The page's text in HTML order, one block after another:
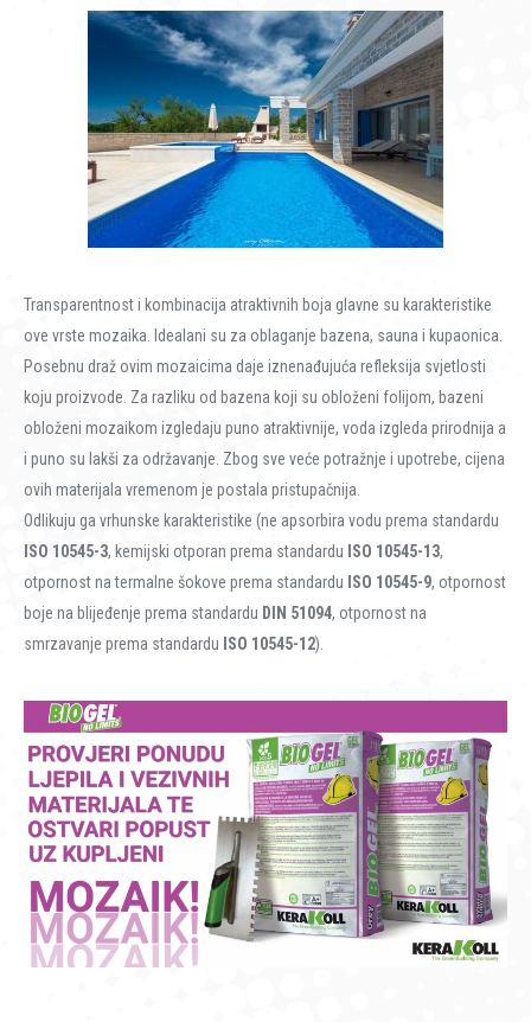
Transparentnost i kombinacija atraktivnih boja glavne su karakteristike
ove vrste mozaika. Idealani su za oblaganje bazena, sauna i kupaonica.
Posebnu draž ovim mozaicima daje iznenađujuća refleksija svjetlosti
koju proizvode. Za razliku od bazena koji su obloženi folijom, bazeni
obloženi mozaikom izgledaju puno atraktivnije, voda izgleda prirodnija a
i puno su lakši za održavanje. Zbog sve veće potražnje i upotrebe, cijena
ovih materijala vremenom je postala pristupačnija.
Odlikuju ga vrhunske karakteristike (ne apsorbira vodu prema standardu
ISO 10545-3, kemijski otporan prema standardu ISO 10545-13,
otpornost na termalne šokove prema standardu ISO 10545-9, otpornost
boje na blijeđenje prema standardu DIN 51094, otpornost na
smrzavanje prema standardu ISO 10545-12).